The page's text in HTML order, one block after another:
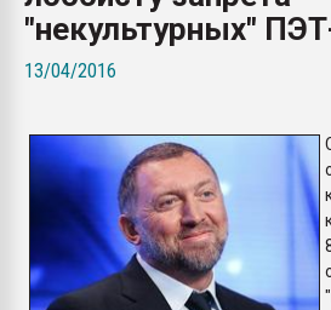
"некультурных"
13/04/2016